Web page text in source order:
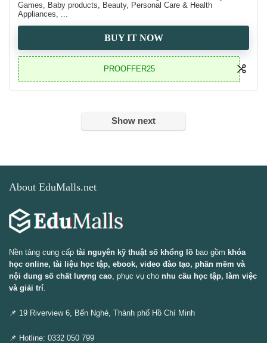
Games, Baby products, Beauty, Personal Care & Health
Appliances, ...
BUY IT NOW
PROOFFER25
Show next
About EduMalls.net
Nền tảng cung cấp tài nguyên kỹ thuật số khổng lồ bao gồm khóa
học online, tài liệu học tập, ebook, video đào tạo, phần mềm và
nội dung số chất lượng cao , phục vụ cho nhu cầu học tập, làm việc
và giải trí
📌 19 Riverview 6, Bến Nghé, Thành phố Hồ Chí Minh
📌 Hotline: 0332 050 799